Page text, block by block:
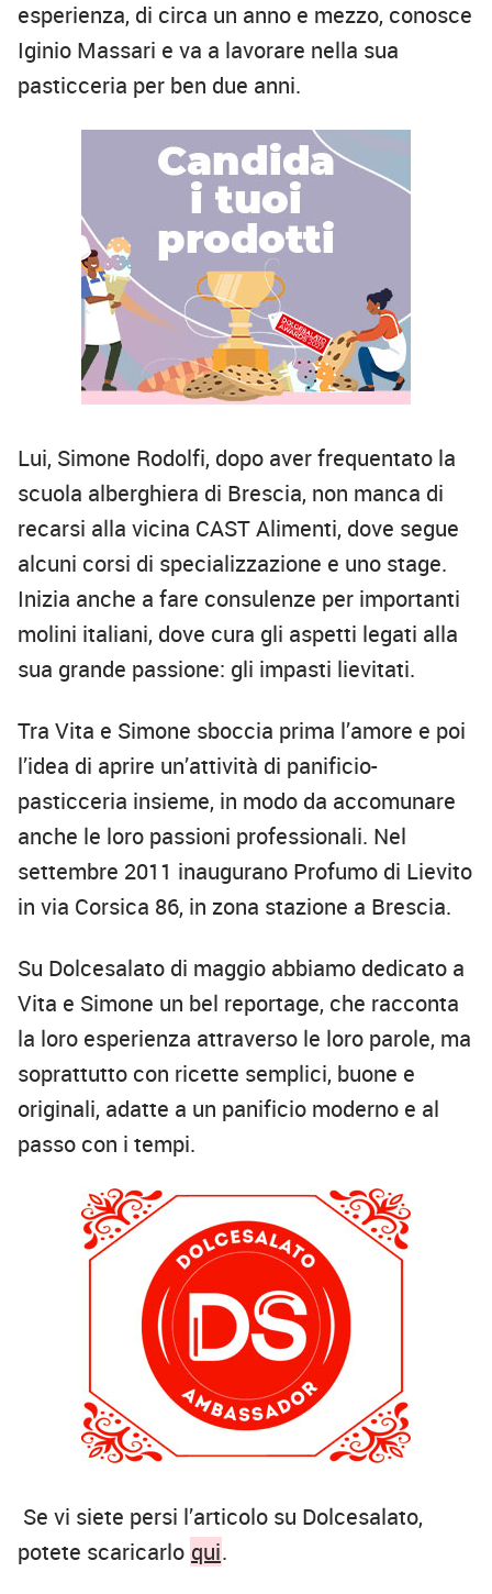
esperienza, di circa un anno e mezzo, conosce
Iginio Massari e va a lavorare nella sua
pasticceria per ben due anni.
Lui, Simone Rodolfi, dopo aver frequentato la
scuola alberghiera di Brescia, non manca di
recarsi alla vicina CAST Alimenti, dove segue
alcuni corsi di specializzazione e uno stage.
Inizia anche a fare consulenze per importanti
molini italiani, dove cura gli aspetti legati alla
sua grande passione: gli impasti lievitati.
Tra Vita e Simone sboccia prima l’amore e poi
l’idea di aprire un’attività di panificio-
pasticceria insieme, in modo da accomunare
anche le loro passioni professionali. Nel
settembre 2011 inaugurano Profumo di Lievito
in via Corsica 86, in zona stazione a Brescia.
Su Dolcesalato di maggio abbiamo dedicato a
Vita e Simone un bel reportage, che racconta
la loro esperienza attraverso le loro parole, ma
soprattutto con ricette semplici, buone e
originali, adatte a un panificio moderno e al
passo con i tempi.
Se vi siete persi l’articolo su Dolcesalato,
potete scaricarlo qui.